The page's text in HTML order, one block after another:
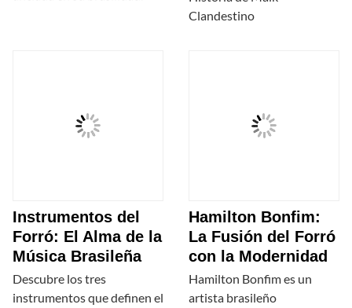
Clandestino
Instrumentos del
Forró: El Alma de la
Música Brasileña
Descubre los tres
instrumentos que definen el
Hamilton Bonfim:
La Fusión del Forró
con la Modernidad
Hamilton Bonfim es un
artista brasileño